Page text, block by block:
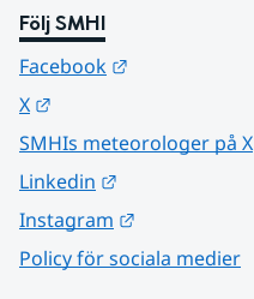
Följ SMHI
Facebook
X
SMHIs meteorologer på X
Linkedin
Instagram
Policy för sociala medier